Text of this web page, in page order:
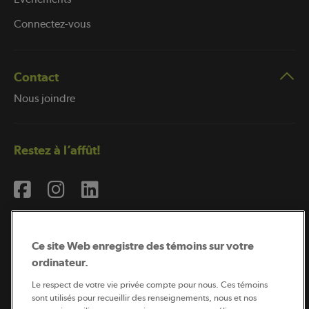
Connectez-vous
Contact
Nous joindre
Restez à l’affût!
Ce site Web enregistre des témoins sur votre
ordinateur.
Le respect de votre vie privée compte pour nous. Ces témoins
sont utilisés pour recueillir des renseignements, nous et nos